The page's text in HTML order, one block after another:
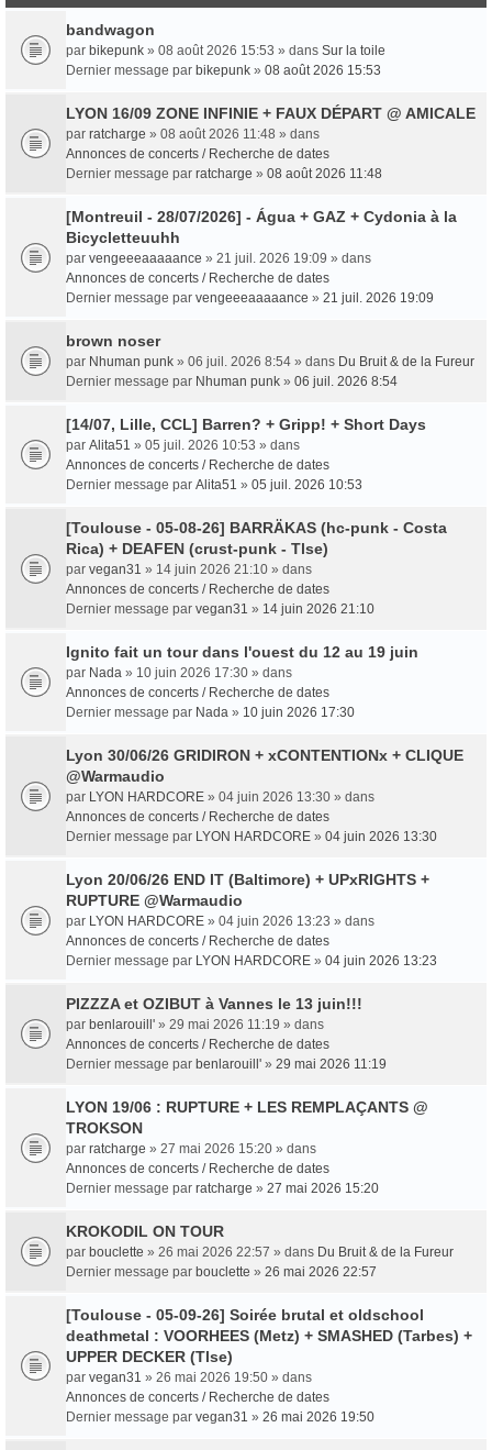
bandwagon
par bikepunk » 08 août 2026 15:53 » dans Sur la toile
Dernier message par bikepunk » 08 août 2026 15:53
LYON 16/09 ZONE INFINIE + FAUX DÉPART @ AMICALE
par ratcharge » 08 août 2026 11:48 » dans
Annonces de concerts / Recherche de dates
Dernier message par ratcharge » 08 août 2026 11:48
[Montreuil - 28/07/2026] - Água + GAZ + Cydonia à la
Bicycletteuuhh
par vengeeeaaaaance » 21 juil. 2026 19:09 » dans
Annonces de concerts / Recherche de dates
Dernier message par vengeeeaaaaance » 21 juil. 2026 19:09
brown noser
par Nhuman punk » 06 juil. 2026 8:54 » dans Du Bruit & de la Fureur
Dernier message par Nhuman punk » 06 juil. 2026 8:54
[14/07, Lille, CCL] Barren? + Gripp! + Short Days
par Alita51 » 05 juil. 2026 10:53 » dans
Annonces de concerts / Recherche de dates
Dernier message par Alita51 » 05 juil. 2026 10:53
[Toulouse - 05-08-26] BARRÄKAS (hc-punk - Costa
Rica) + DEAFEN (crust-punk - Tlse)
par vegan31 » 14 juin 2026 21:10 » dans
Annonces de concerts / Recherche de dates
Dernier message par vegan31 » 14 juin 2026 21:10
Ignito fait un tour dans l'ouest du 12 au 19 juin
par Nada » 10 juin 2026 17:30 » dans
Annonces de concerts / Recherche de dates
Dernier message par Nada » 10 juin 2026 17:30
Lyon 30/06/26 GRIDIRON + xCONTENTIONx + CLIQUE
@Warmaudio
par LYON HARDCORE » 04 juin 2026 13:30 » dans
Annonces de concerts / Recherche de dates
Dernier message par LYON HARDCORE » 04 juin 2026 13:30
Lyon 20/06/26 END IT (Baltimore) + UPxRIGHTS +
RUPTURE @Warmaudio
par LYON HARDCORE » 04 juin 2026 13:23 » dans
Annonces de concerts / Recherche de dates
Dernier message par LYON HARDCORE » 04 juin 2026 13:23
PIZZZA et OZIBUT à Vannes le 13 juin!!!
par benlarouill' » 29 mai 2026 11:19 » dans
Annonces de concerts / Recherche de dates
Dernier message par benlarouill' » 29 mai 2026 11:19
LYON 19/06 : RUPTURE + LES REMPLAÇANTS @
TROKSON
par ratcharge » 27 mai 2026 15:20 » dans
Annonces de concerts / Recherche de dates
Dernier message par ratcharge » 27 mai 2026 15:20
KROKODIL ON TOUR
par bouclette » 26 mai 2026 22:57 » dans Du Bruit & de la Fureur
Dernier message par bouclette » 26 mai 2026 22:57
[Toulouse - 05-09-26] Soirée brutal et oldschool
deathmetal : VOORHEES (Metz) + SMASHED (Tarbes) +
UPPER DECKER (Tlse)
par vegan31 » 26 mai 2026 19:50 » dans
Annonces de concerts / Recherche de dates
Dernier message par vegan31 » 26 mai 2026 19:50